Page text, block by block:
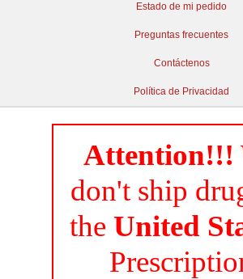
Estado de mi pedido
Preguntas frecuentes
Contáctenos
Política de Privacidad
Attention!!!
don't ship
the United